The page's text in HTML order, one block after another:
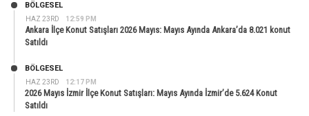
HAZ 23RD 12:59 PM
BÖLGESEL
Ankara İlçe Konut Satışları 2026 Mayıs: Mayıs Ayında Ankara’da 8.021 konut
Satıldı
HAZ 23RD 12:17 PM
BÖLGESEL
2026 Mayıs İzmir İlçe Konut Satışları: Mayıs Ayında İzmir’de 5.624 Konut
Satıldı